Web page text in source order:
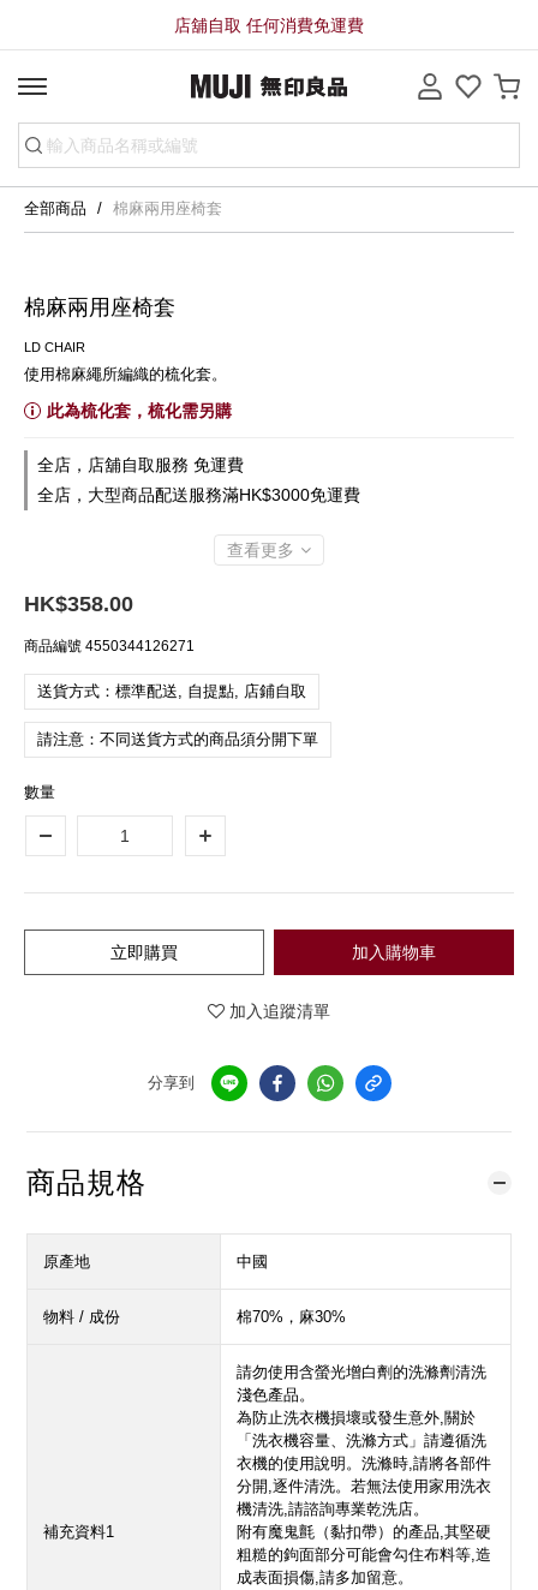
店舖自取 任何消費免運費
全部商品 棉麻兩用座椅套
棉麻兩用座椅套
LD CHAIR
使用棉麻繩所編織的梳化套。
此為梳化套，梳化需另購
全店，店舖自取服務 免運費
全店，大型商品配送服務滿HK$3000免運費
查看更多
HK$358.00
商品編號 4550344126271
送貨方式：標準配送, 自提點, 店鋪自取
請注意：不同送貨方式的商品須分開下單
數量
加入購物車
立即購買
加入追蹤清單
分享到
商品規格
原產地 中國
物料 / 成份 棉70%，麻30%
補充資料1
請勿使用含螢光增白劑的洗滌劑清洗
淺色產品。
為防止洗衣機損壞或發生意外,關於
「洗衣機容量、洗滌方式」請遵循洗
衣機的使用說明。洗滌時,請將各部件
分開,逐件清洗。若無法使用家用洗衣
機清洗,請諮詢專業乾洗店。
附有魔鬼氈（黏扣帶）的產品,其堅硬
粗糙的鉤面部分可能會勾住布料等,造
成表面損傷,請多加留意。